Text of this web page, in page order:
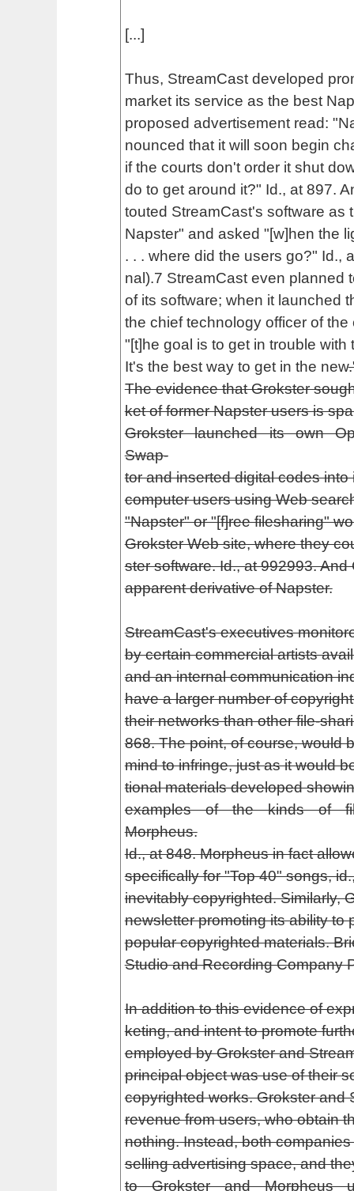
[...]
Thus, StreamCast developed
market its service as the best
proposed advertisement read:
nounced that it will soon begin
if the courts don't order it shut
do to get around it?" Id., at 897.
touted StreamCast's software as
Napster" and asked "[w]hen the
. . . where did the users go?" Id.,
nal).7 StreamCast even planned
of its software; when it launched
the chief technology officer of
"[t]he goal is to get in trouble with
It's the best way to get in the new
The evidence that Grokster
ket of former Napster users is
Grokster launched its own
Swap-
tor and inserted digital codes into
computer users using Web
"Napster" or "[f]ree filesharing"
Grokster Web site, where they
ster software. Id., at 992­993.
apparent derivative of Napster.
StreamCast's executives
by certain commercial artists
and an internal communication
have a larger number of
their networks than other file-
868. The point, of course, would
mind to infringe, just as it would
tional materials developed
examples of the kinds of
Morpheus.
Id., at 848. Morpheus in fact
specifically for "Top 40" songs,
inevitably copyrighted. Similarly,
newsletter promoting its ability to
popular copyrighted materials.
Studio and Recording Company
In addition to this evidence of
keting, and intent to promote
employed by Grokster and
principal object was use of their
copyrighted works. Grokster and
revenue from users, who obtain
nothing. Instead, both
selling advertising space, and
to Grokster and Morpheus